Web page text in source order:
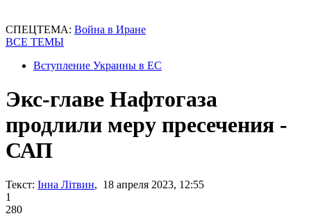
СПЕЦТЕМА: Война в Иране
ВСЕ ТЕМЫ
Вступление Украины в ЕС
Экс-главе Нафтогаза
продлили меру пресечения -
САП
Текст: Інна Літвин, 18 апреля 2023, 12:55
1
280